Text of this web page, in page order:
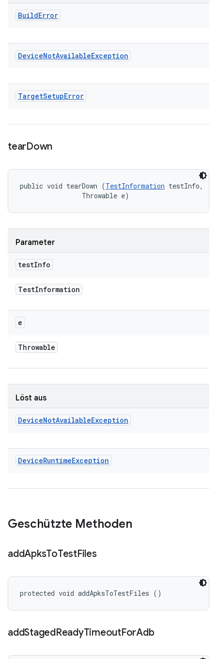
BuildError
DeviceNotAvailableException
TargetSetupError
tearDown
public void tearDown (TestInformation testInfo,
                Throwable e)
Parameter
testInfo
TestInformation
e
Throwable
Löst aus
DeviceNotAvailableException
DeviceRuntimeException
Geschützte Methoden
addApksToTestFiles
protected void addApksToTestFiles ()
addStagedReadyTimeoutForAdb